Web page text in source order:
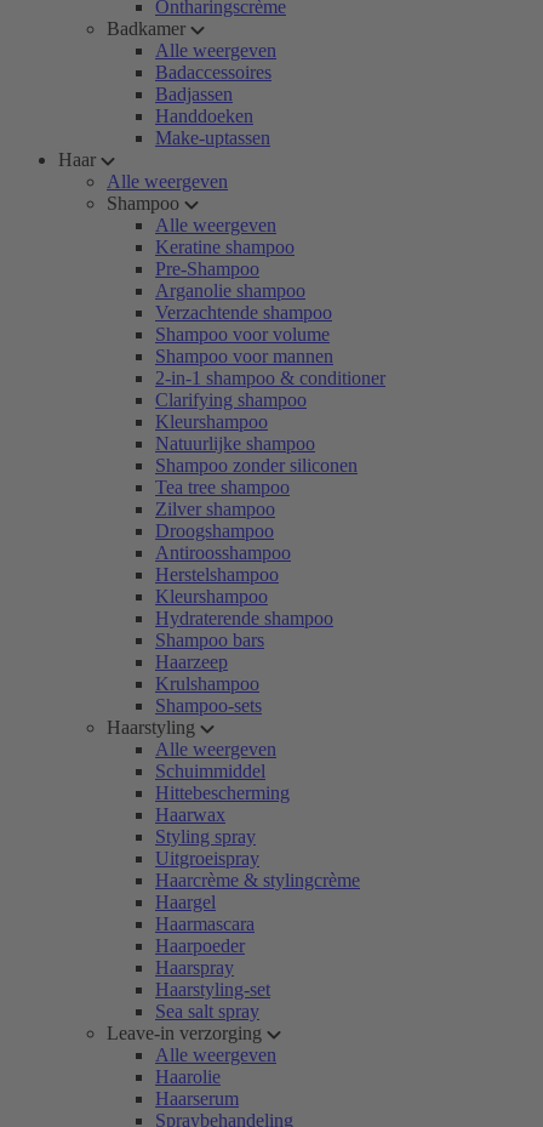
Ontharingscrème
Badkamer
Alle weergeven
Badaccessoires
Badjassen
Handdoeken
Make-uptassen
Haar
Alle weergeven
Shampoo
Alle weergeven
Keratine shampoo
Pre-Shampoo
Arganolie shampoo
Verzachtende shampoo
Shampoo voor volume
Shampoo voor mannen
2-in-1 shampoo & conditioner
Clarifying shampoo
Kleurshampoo
Natuurlijke shampoo
Shampoo zonder siliconen
Tea tree shampoo
Zilver shampoo
Droogshampoo
Antiroosshampoo
Herstelshampoo
Kleurshampoo
Hydraterende shampoo
Shampoo bars
Haarzeep
Krulshampoo
Shampoo-sets
Haarstyling
Alle weergeven
Schuimmiddel
Hittebescherming
Haarwax
Styling spray
Uitgroeispray
Haarcrème & stylingcrème
Haargel
Haarmascara
Haarpoeder
Haarspray
Haarstyling-set
Sea salt spray
Leave-in verzorging
Alle weergeven
Haarolie
Haarserum
Spraybehandeling